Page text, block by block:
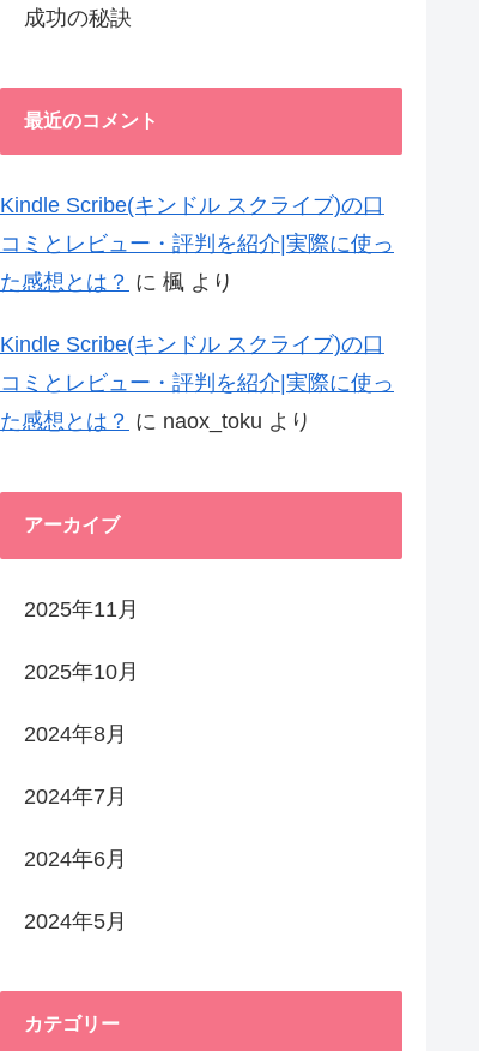
成功の秘訣
最近のコメント
Kindle Scribe(キンドル スクライブ)の口
コミとレビュー・評判を紹介|実際に使っ
た感想とは？ に 楓 より
Kindle Scribe(キンドル スクライブ)の口
コミとレビュー・評判を紹介|実際に使っ
た感想とは？ に naox_toku より
アーカイブ
2025年11月
2025年10月
2024年8月
2024年7月
2024年6月
2024年5月
カテゴリー